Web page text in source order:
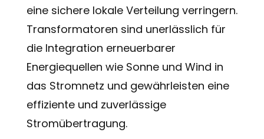
eine sichere lokale Verteilung verringern.
Transformatoren sind unerlässlich für
die Integration erneuerbarer
Energiequellen wie Sonne und Wind in
das Stromnetz und gewährleisten eine
effiziente und zuverlässige
Stromübertragung.